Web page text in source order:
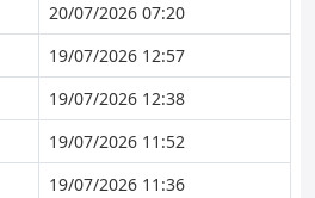
20/07/2026 07:20
19/07/2026 12:57
19/07/2026 12:38
19/07/2026 11:52
19/07/2026 11:36